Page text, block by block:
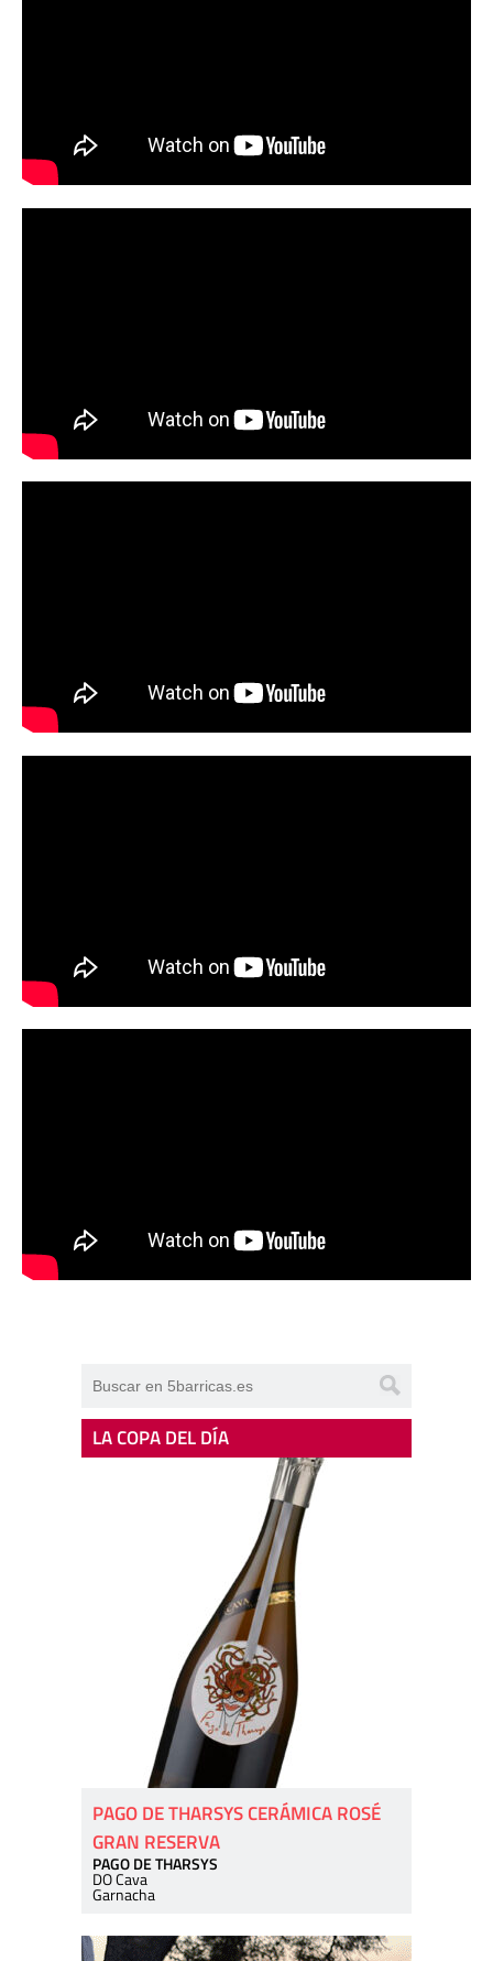
LA COPA DEL DÍA
PAGO DE THARSYS CERÁMICA ROSÉ
GRAN RESERVA
PAGO DE THARSYS
DO Cava
Garnacha